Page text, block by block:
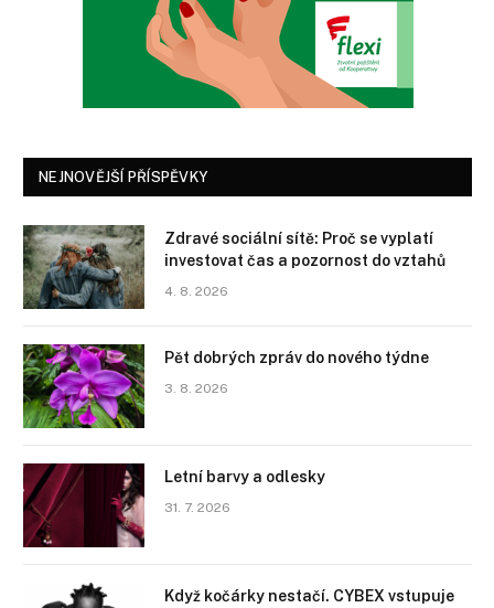
NEJNOVĚJŠÍ PŘÍSPĚVKY
Zdravé sociální sítě: Proč se vyplatí
investovat čas a pozornost do vztahů
4. 8. 2026
Pět dobrých zpráv do nového týdne
3. 8. 2026
Letní barvy a odlesky
31. 7. 2026
Když kočárky nestačí. CYBEX vstupuje